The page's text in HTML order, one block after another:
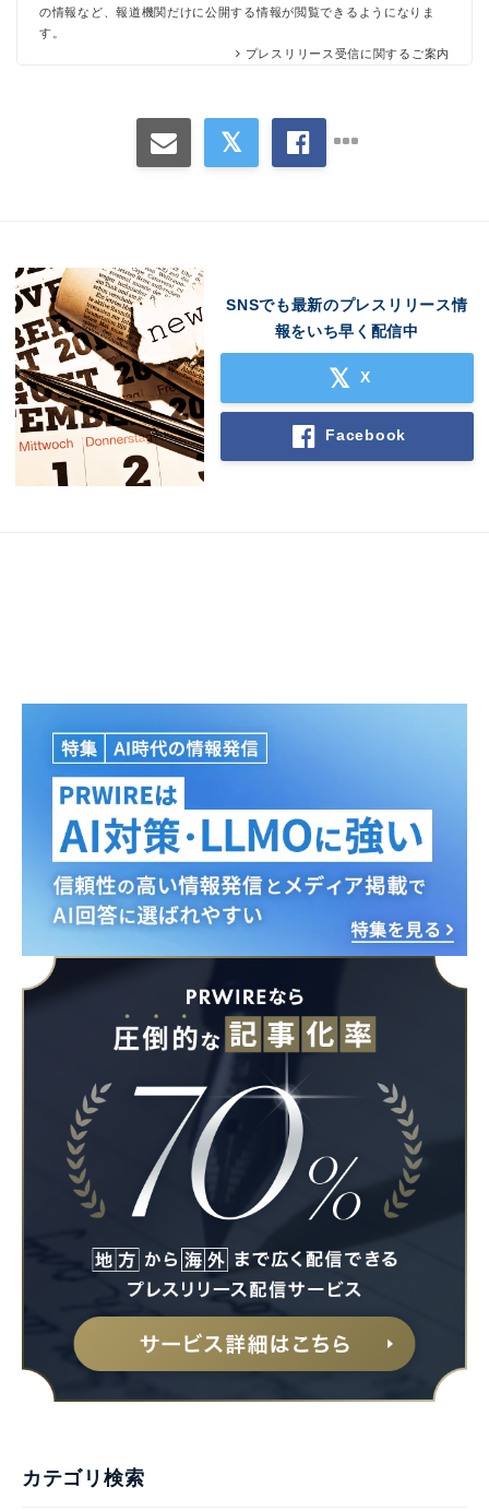
の情報など、報道機関だけに公開する情報が閲覧できるようになりま
す。
プレスリリース受信に関するご案内
SNSでも最新のプレスリリース情
報をいち早く配信中
X
Facebook
カテゴリ検索